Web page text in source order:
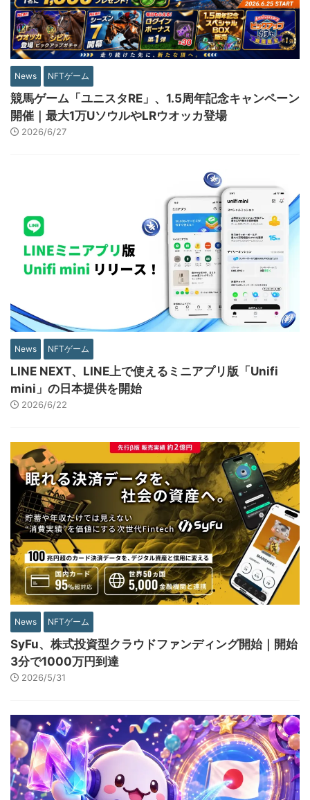
News NFTゲーム
競馬ゲーム「ユニスタRE」、1.5周年記念キャンペーン
開催｜最大1万UソウルやLRウオッカ登場
2026/6/27
News NFTゲーム
LINE NEXT、LINE上で使えるミニアプリ版「Unifi
mini」の日本提供を開始
2026/6/22
News NFTゲーム
SyFu、株式投資型クラウドファンディング開始｜開始
3分で1000万円到達
2026/5/31